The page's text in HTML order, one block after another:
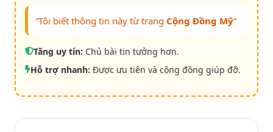
“Tôi biết thông tin này từ trang Cộng Đồng Mỹ“
Tăng uy tín: Chủ bài tin tưởng hơn.
Hỗ trợ nhanh: Được ưu tiên và cộng đồng giúp đỡ.